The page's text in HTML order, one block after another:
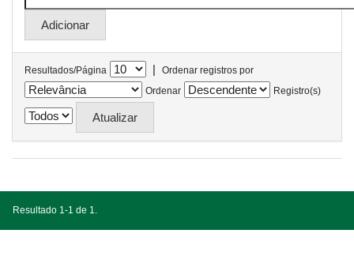
Resultados/Página |
Ordenar registros por
Ordenar
Registro(s)
Resultado 1-1 de 1.